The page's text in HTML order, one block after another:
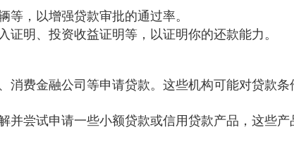
，以增强贷款审批的通过率。
明、投资收益证明等，以证明你的还款能力。
消费金融公司等申请贷款。这些机构可能对贷款
并尝试申请一些小额贷款或信用贷款产品，这些